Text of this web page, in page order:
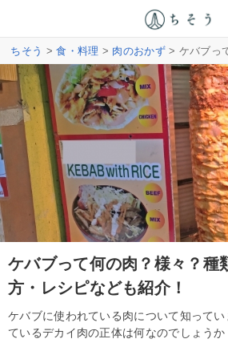
ちそう >食・料理 > 肉のおかず> ケバブっ
ケバブって何の肉？様々？種
方・レシピなども紹介！
ケバブに使われている肉について知って
ているデカイ肉の正体は何なのでしょう